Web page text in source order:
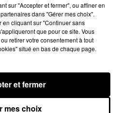
qui ont collaboré avec lui
moins que l'on puisse dire
du lourd ! En effet, c'est
originale que le rappeur
une petite vidéo annonçant
noms actuels du rap
sur "Accepter et fermer", ou affiner en
dans "Gérer mes choix".
en cliquant sur "Continuer sans
que pour ce site. Vous
retirer votre consentement à tout
situé en bas de chaque page.
mes choix
et fermer